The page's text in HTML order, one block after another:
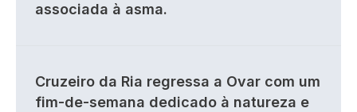
associada à asma.
Cruzeiro da Ria regressa a Ovar com um
fim-de-semana dedicado à natureza e